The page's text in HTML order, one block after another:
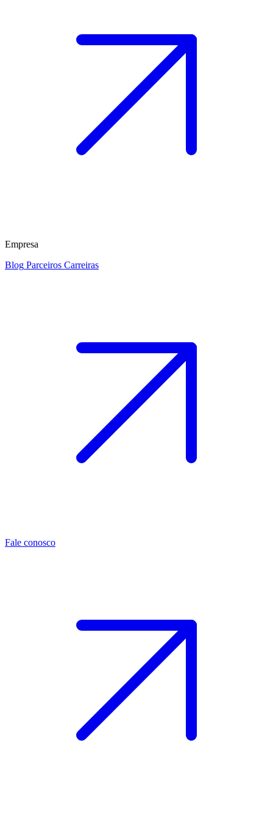
Empresa
Blog Parceiros Carreiras
Fale conosco